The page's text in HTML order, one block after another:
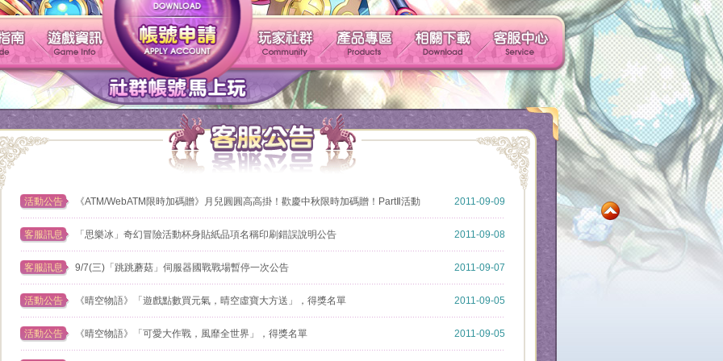
遊戲介紹 新手指南 遊戲資訊 玩家社群 產品專區 相關下載 客服中心
帳號申請
社群帳號馬上玩
活動公告 《ATM/WebATM限時加碼贈》月兒圓圓高高掛！歡慶中秋限時加碼贈！PartⅡ活動 2011-09-09
客服訊息 「思樂冰」奇幻冒險活動杯身貼紙品項名稱印刷錯誤說明公告 2011-09-08
客服訊息 9/7(三)「跳跳蘑菇」伺服器國戰戰場暫停一次公告 2011-09-07
活動公告 《晴空物語》「遊戲點數買元氣，晴空虛寶大方送」，得獎名單 2011-09-05
活動公告 《晴空物語》「可愛大作戰，風靡全世界」，得獎名單 2011-09-05